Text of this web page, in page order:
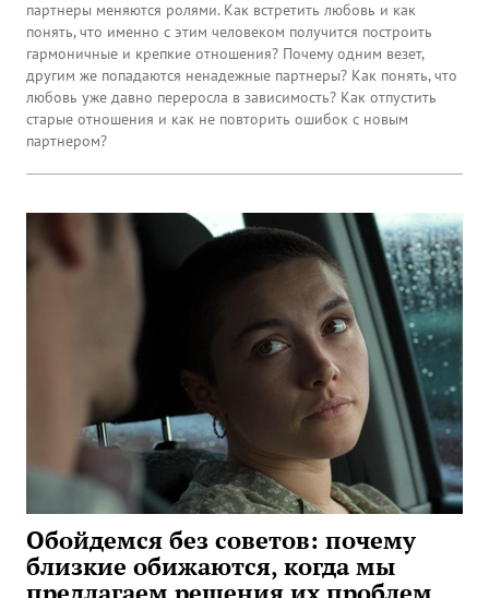
партнеры меняются ролями. Как встретить любовь и как
понять, что именно с этим человеком получится построить
гармоничные и крепкие отношения? Почему одним везет,
другим же попадаются ненадежные партнеры? Как понять, что
любовь уже давно переросла в зависимость? Как отпустить
старые отношения и как не повторить ошибок с новым
партнером?
Обойдемся без советов: почему
близкие обижаются, когда мы